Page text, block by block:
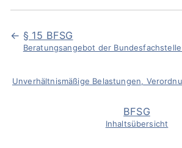
§ 15 BFSG
Beratungsangebot der
Unverhältnismäßige Belastungen,
BFSG
Inhaltsübersicht